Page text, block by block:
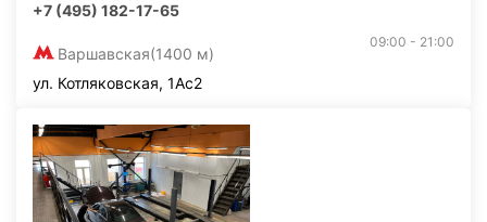
+7 (495) 182-17-65
Варшавская(1400 м)
09:00 - 21:00
ул. Котляковская, 1Ас2